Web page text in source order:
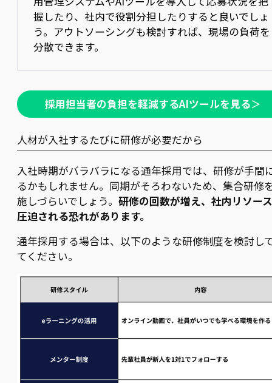
握したり、社内で役割分担したりすると良いでしょ
う。アウトソーシングも検討すれば、現場の負荷を
分散できます。
採用担当者の負担を軽減するAIツールを見る＞
人材が入社するたびに研修が必要だから
入社時期がバラバラになる通年採用では、研修が手間
るかもしれません。同期がそろわないため、集合研修
施しづらいでしょう。 研修の回数が増え、社内リソー
圧迫される恐れがあります。
通年採用する場合は、以下のような研修制度を検討し
てください。